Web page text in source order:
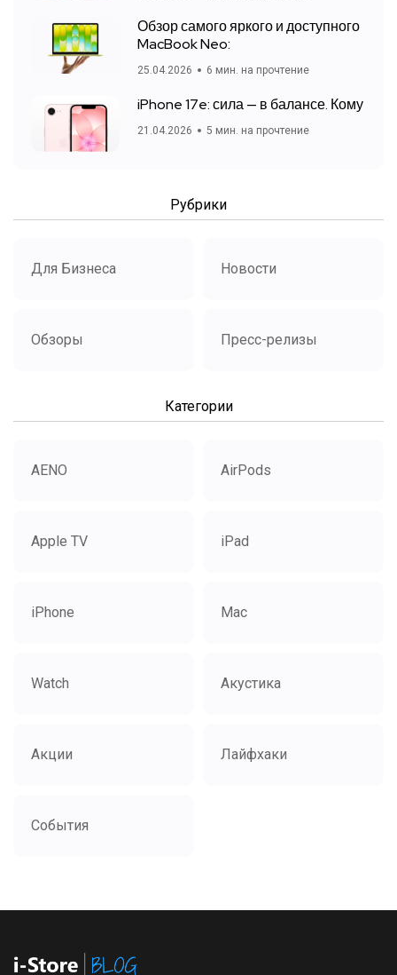
Обзор самого яркого и доступного
MacBook Neo:
25.04.2026 6 мин. на прочтение
iPhone 17e: сила — в балансе. Кому
21.04.2026 5 мин. на прочтение
Рубрики
Для Бизнеса Новости
Обзоры Пресс-релизы
Категории
AENO AirPods
Apple TV iPad
iPhone Mac
Watch Акустика
Акции Лайфхаки
События